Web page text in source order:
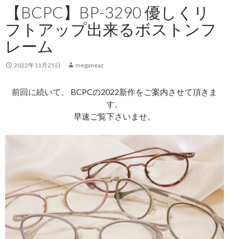
【BCPC】BP-3290 優しくリ
フトアップ出来るボストンフ
レーム
2022年11月25日 meganeaz
前回に続いて、 BCPCの2022新作をご案内させて頂きま
す。
早速ご覧下さいませ。